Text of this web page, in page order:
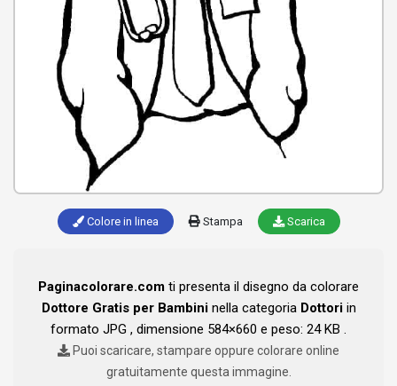
Colore in linea Stampa Scarica
Paginacolorare.com ti presenta il disegno da colorare
Dottore Gratis per Bambininella categoria Dottoriin
formato JPG , dimensione 584×660 e peso: 24 KB .
Puoi scaricare, stampare oppure colorare online
gratuitamente questa immagine.